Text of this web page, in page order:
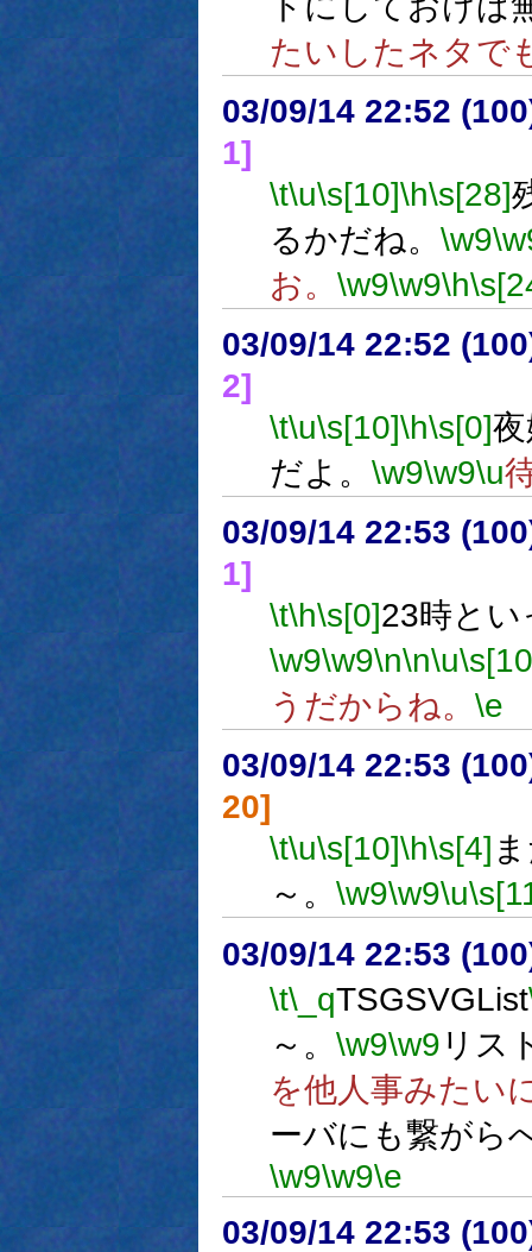
たいしたネタで
03/09/14 22:52
1]
\t\u\s[10]\h\s[28]
るかだね。 \w9
お。 \w9\w9\h
03/09/14 22:52
2]
\t\u\s[10]\h\s[0]
だよ。 \w9\w9\u
03/09/14 22:53
1]
\t\h\s[0]23時と
\w9\w9\n\n\u
うだからね。 \e
03/09/14 22:53
20]
\t\u\s[10]\h\s[4]
～。 \w9\w9\u
03/09/14 22:53
\t\_qTSGSVGList
～。 \w9\w9 リス
を他人事みたい
ーバにも繋がら
\w9\w9\e
03/09/14 22:53